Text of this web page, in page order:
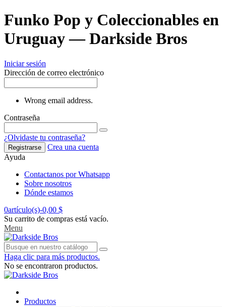
Funko Pop y Coleccionables en
Uruguay — Darkside Bros
Iniciar sesión
Dirección de correo electrónico
Wrong email address.
Contraseña
¿Olvidaste tu contraseña?
Registrarse
Crea una cuenta
Ayuda
Contactanos por Whatsapp
Sobre nosotros
Dónde estamos
0artículo(s)-0,00 $
Su carrito de compras está vacío.
Menu
Haga clic para más productos.
No se encontraron productos.
Productos